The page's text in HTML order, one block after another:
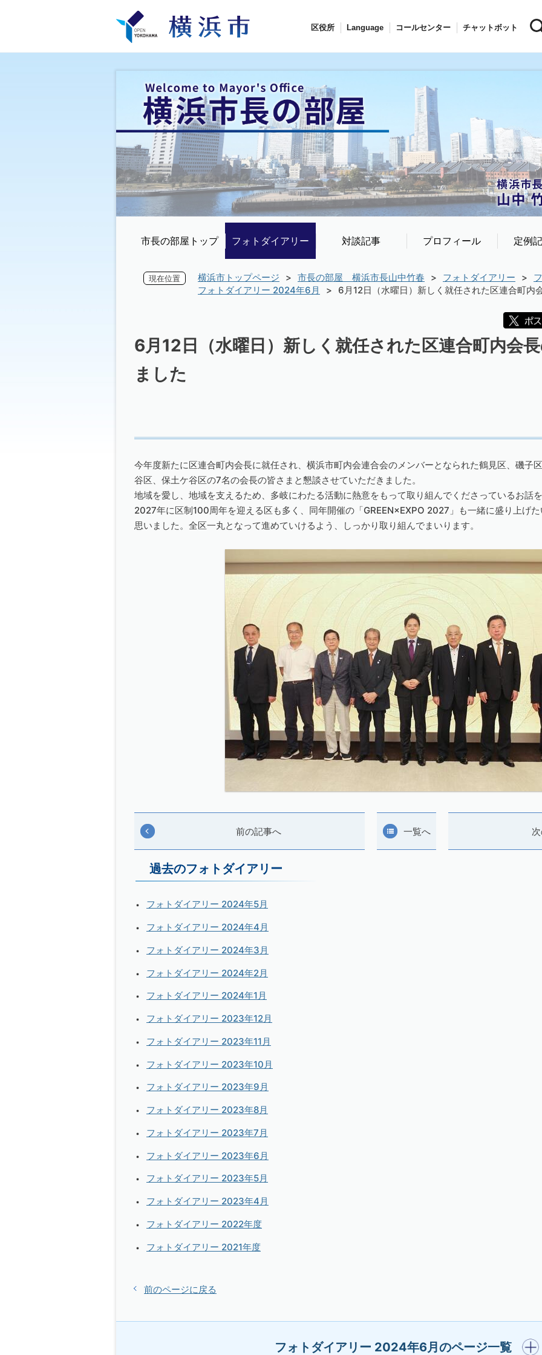
区役所 Language コールセンター チャットボット
市長の部屋トップ フォトダイアリー 対談記事 プロフィール 定例
現在位置 横浜市トップページ 市長の部屋 横浜市長山中竹春 フォトダイアリー
フォトダイアリー 2024年6月
6月12日（水曜日）新しく就任された区連合町内
6月12日（水曜日）新しく就任された区連合町内会
ました
今年度新たに区連合町内会長に就任され、横浜市町内会連合会のメンバーとなられた鶴見区、磯子
谷区、保土ケ谷区の7名の会長の皆さまと懇談させていただきました。
地域を愛し、地域を支えるため、多岐にわたる活動に熱意をもって取り組んでくださっているお話
2027年に区制100周年を迎える区も多く、同年開催の「GREEN×EXPO 2027」も一緒に盛り上げ
思いました。全区一丸となって進めていけるよう、しっかり取り組んでまいります。
前の記事へ 一覧へ
過去のフォトダイアリー
フォトダイアリー 2024年5月
フォトダイアリー 2024年4月
フォトダイアリー 2024年3月
フォトダイアリー 2024年2月
フォトダイアリー 2024年1月
フォトダイアリー 2023年12月
フォトダイアリー 2023年11月
フォトダイアリー 2023年10月
フォトダイアリー 2023年9月
フォトダイアリー 2023年8月
フォトダイアリー 2023年7月
フォトダイアリー 2023年6月
フォトダイアリー 2023年5月
フォトダイアリー 2023年4月
フォトダイアリー 2022年度
フォトダイアリー 2021年度
前のページに戻る
フォトダイアリー 2024年6月のページ一覧
開く